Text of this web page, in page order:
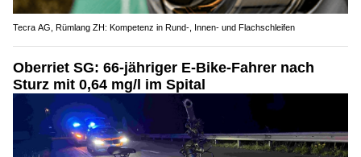
Tecra AG, Rümlang ZH: Kompetenz in Rund-, Innen- und Flachschleifen
Oberriet SG: 66-jähriger E-Bike-Fahrer nach
Sturz mit 0,64 mg/l im Spital